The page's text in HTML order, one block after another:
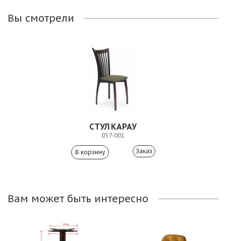
Вы смотрели
СТУЛ КАРАУ
057-001
Заказ
Вам может быть интересно